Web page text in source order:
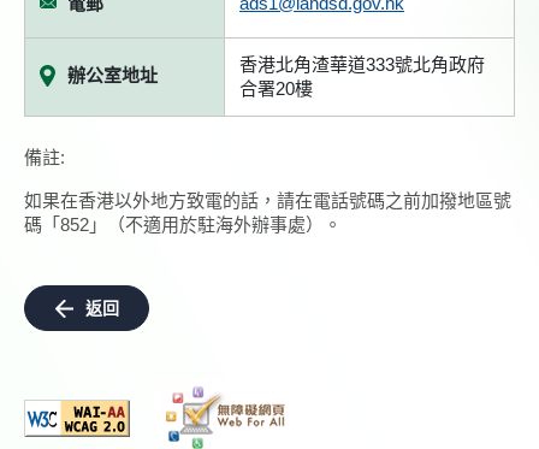
辦公室地址
香港北角渣華道333號北角政府
合署20樓
備註:
如果在香港以外地方致電的話，請在電話號碼之前加撥地區號
碼「852」（不適用於駐海外辦事處）。
返回